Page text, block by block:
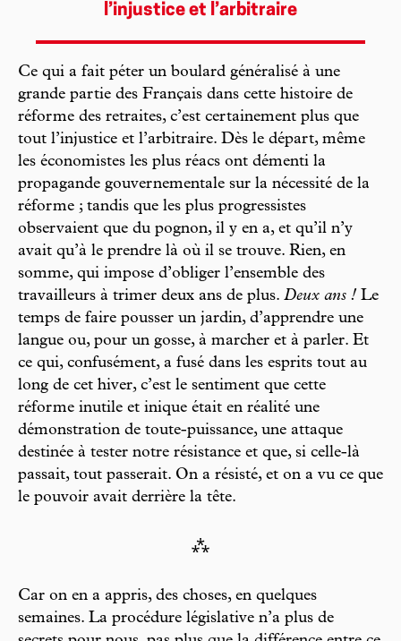
l’injustice et l’arbitraire
Ce qui a fait péter un boulard généralisé à une
grande partie des Français dans cette histoire de
réforme des retraites, c’est certainement plus que
tout l’injustice et l’arbitraire. Dès le départ, même
les économistes les plus réacs ont démenti la
propagande gouvernementale sur la nécessité de la
réforme ; tandis que les plus progressistes
observaient que du pognon, il y en a, et qu’il n’y
avait qu’à le prendre là où il se trouve. Rien, en
somme, qui impose d’obliger l’ensemble des
travailleurs à trimer deux ans de plus. Deux ans ! Le
temps de faire pousser un jardin, d’apprendre une
langue ou, pour un gosse, à marcher et à parler. Et
ce qui, confusément, a fusé dans les esprits tout au
long de cet hiver, c’est le sentiment que cette
réforme inutile et inique était en réalité une
démonstration de toute-puissance, une attaque
destinée à tester notre résistance et que, si celle-là
passait, tout passerait. On a résisté, et on a vu ce que
le pouvoir avait derrière la tête.
⁂
Car on en a appris, des choses, en quelques
semaines. La procédure législative n’a plus de